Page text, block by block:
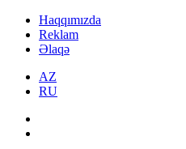
Haqqımızda
Reklam
Əlaqə
AZ
RU